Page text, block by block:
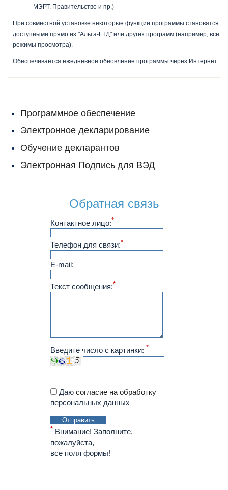
МЭРТ, Правительство и пр.)
При совместной установке некоторые функции программы становятся
доступными прямо из "Альта-ГТД" или других программ (например, все
режимы просмотра).
Обеспечивается ежедневное обновление программы через Интернет.
Программное обеспечение
Электронное декларирование
Обучение декларантов
Электронная Подпись для ВЭД
Обратная связь
Контактное лицо:*
Телефон для связи:*
E-mail:
Текст сообщения:*
Введите число с картинки: *
Даю согласие на обработку
персональных данных
Отправить
* Внимание! Заполните,
пожалуйста,
все поля формы!